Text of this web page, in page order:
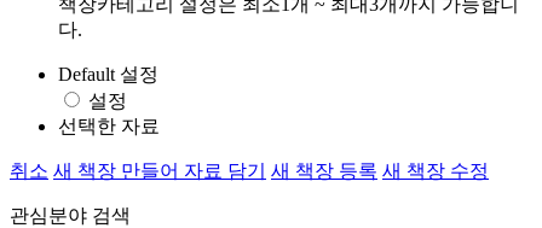
책장카테고리 설정은 최소1개 ~ 최대3개까지 가능합니
다.
Default 설정
설정
선택한 자료
취소 새 책장 만들어 자료 담기 새 책장 등록 새 책장 수정
관심분야 검색